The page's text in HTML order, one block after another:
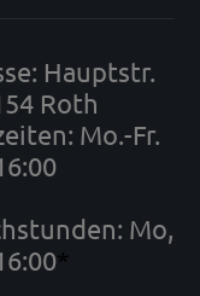
Hauptstr.
Roth
Mo.-Fr.
Mo,
*